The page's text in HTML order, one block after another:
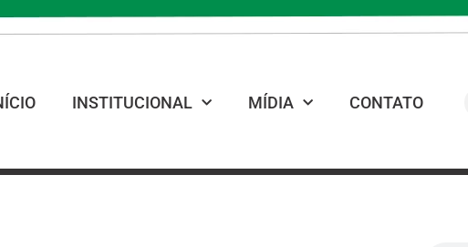
INSTITUCIONAL MÍDIA CONTATO